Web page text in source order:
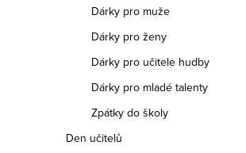
Dárky pro muže
Dárky pro ženy
Dárky pro učitele hudby
Dárky pro mladé talenty
Zpátky do školy
Den učitelů